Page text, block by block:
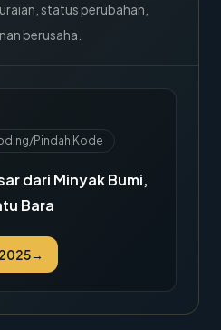
status perubahan,
berusaha.
Pindah Kode
dari Minyak Bumi,
Bara
→